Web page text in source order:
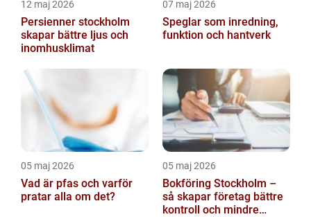
12 maj 2026
Persienner stockholm
skapar bättre ljus och
inomhusklimat
07 maj 2026
Speglar som inredning,
funktion och hantverk
05 maj 2026
Vad är pfas och varför
pratar alla om det?
05 maj 2026
Bokföring Stockholm –
så skapar företag bättre
kontroll och mindre